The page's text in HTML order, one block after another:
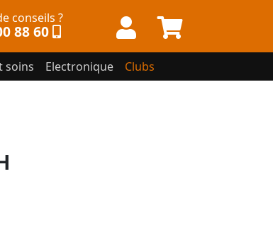
conseils ?
88 60
soins Electronique Clubs